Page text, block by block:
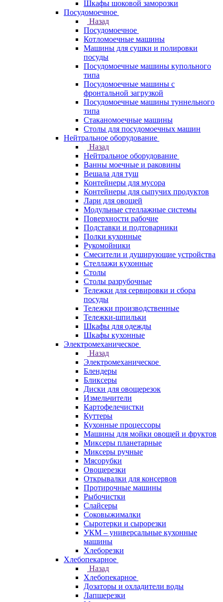
Шкафы шоковой заморозки
Посудомоечное
Назад
Посудомоечное
Котломоечные машины
Машины для сушки и полировки
посуды
Посудомоечные машины купольного
типа
Посудомоечные машины с
фронтальной загрузкой
Посудомоечные машины туннельного
типа
Стаканомоечные машины
Столы для посудомоечных машин
Нейтральное оборудование
Назад
Нейтральное оборудование
Ванны моечные и раковины
Вешала для туш
Контейнеры для мусора
Контейнеры для сыпучих продуктов
Лари для овощей
Модульные стеллажные системы
Поверхности рабочие
Подставки и подтоварники
Полки кухонные
Рукомойники
Смесители и душирующие устройства
Стеллажи кухонные
Столы
Столы разрубочные
Тележки для сервировки и сбора
посуды
Тележки производственные
Тележки-шпильки
Шкафы для одежды
Шкафы кухонные
Электромеханическое
Назад
Электромеханическое
Блендеры
Бликсеры
Диски для овощерезок
Измельчители
Картофелечистки
Куттеры
Кухонные процессоры
Машины для мойки овощей и фруктов
Миксеры планетарные
Миксеры ручные
Мясорубки
Овощерезки
Открывалки для консервов
Протирочные машины
Рыбочистки
Слайсеры
Соковыжималки
Сыротерки и сырорезки
УКМ – универсальные кухонные
машины
Хлеборезки
Хлебопекарное
Назад
Хлебопекарное
Дозаторы и охладители воды
Лапшерезки